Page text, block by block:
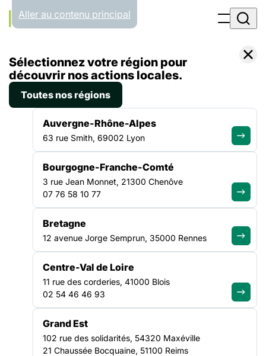
Panneau de gestion des cookies
Aller au contenu principal
Toutes les catégories
30.03.26
Bonjour tout le monde !
Bienvenue sur WordPress. Ceci est votre premier article.
Modifiez-le ou supprimez-le, puis commencez à écrire !…
Lire la suite
ALLER PLUS LOIN
La force d'un collectif uni
mouvement et
devenez adhérent
Sélectionnez votre région pour
découvrir nos actions locales.
Toutes nos régions
Auvergne-Rhône-Alpes
63 rue Smith, 69002 Lyon
Bourgogne-Franche-Comté
3 rue Jean Monnet, 21300 Chenôve
07 76 58 10 77
Bretagne
12 avenue Jorge Semprun, 35000 Rennes
Centre-Val de Loire
11 rue des corderies, 41000 Blois
02 54 46 46 93
Grand Est
102 rue des solidarités, 54320 Maxéville
21 Chaussée Bocquaine, 51100 Reims